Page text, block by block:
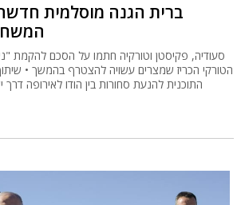
ברית הגנה מוסלמית
סעודיה, פקיסטן וטורקיה חתמו על הסכם להקמת
הטורקי הכריז שמצרים עשויה להצטרף בהמשך •
התוכנית להנעת סחורות בין הודו לאירופה